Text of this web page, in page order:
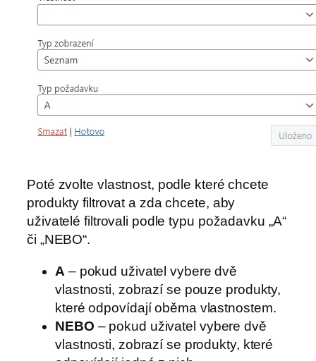
Poté zvolte vlastnost, podle které chcete
produkty filtrovat a zda chcete, aby
uživatelé filtrovali podle typu požadavku „A“
či „NEBO“.
A – pokud uživatel vybere dvě
vlastnosti, zobrazí se pouze produkty,
které odpovídají oběma vlastnostem.
NEBO – pokud uživatel vybere dvě
vlastnosti, zobrazí se produkty, které